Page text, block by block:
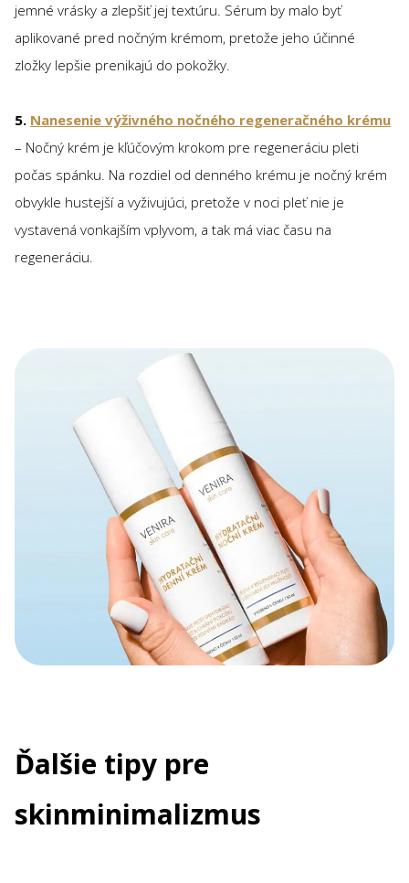
jemné vrásky a zlepšiť jej textúru. Sérum by malo byť
aplikované pred nočným krémom, pretože jeho účinné
zložky lepšie prenikajú do pokožky.
5. Nanesenie výživného nočného regeneračného krému
– Nočný krém je kľúčovým krokom pre regeneráciu pleti
počas spánku. Na rozdiel od denného krému je nočný krém
obvykle hustejší a vyživujúci, pretože v noci pleť nie je
vystavená vonkajším vplyvom, a tak má viac času na
regeneráciu.
Ďalšie tipy pre
skinminimalizmus